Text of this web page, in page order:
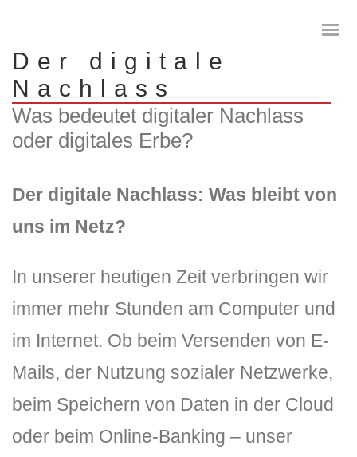
Das digitale Testament
Geräteanalyse und Datensicherung
Digitaler Nachlass
Der digitale
Nachlass
Was bedeutet digitaler Nachlass
oder digitales Erbe?
Der digitale Nachlass: Was bleibt von
uns im Netz?
In unserer heutigen Zeit verbringen wir
immer mehr Stunden am Computer und
im Internet. Ob beim Versenden von E-
Mails, der Nutzung sozialer Netzwerke,
beim Speichern von Daten in der Cloud
oder beim Online-Banking – unser